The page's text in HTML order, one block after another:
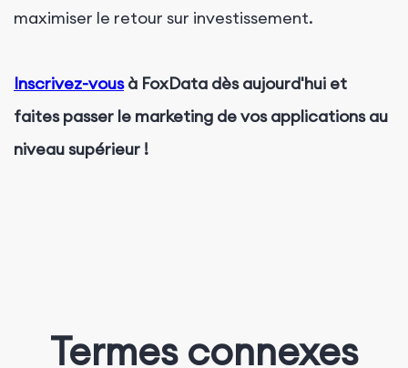
maximiser le retour sur investissement.
Inscrivez-vous à FoxData dès aujourd'hui et
faites passer le marketing de vos applications au
niveau supérieur !
Termes connexes